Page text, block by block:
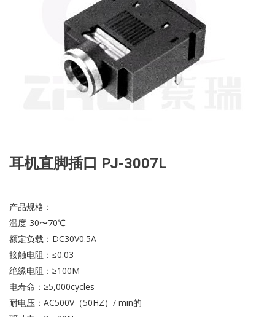
耳机直脚插口 PJ-3007L
产品规格：
温度-30〜70℃
额定负载：DC30V0.5A
接触电阻：≤0.03
绝缘电阻：≥100M
电寿命：≥5,000cycles
耐电压：AC500V（50HZ）/ min的